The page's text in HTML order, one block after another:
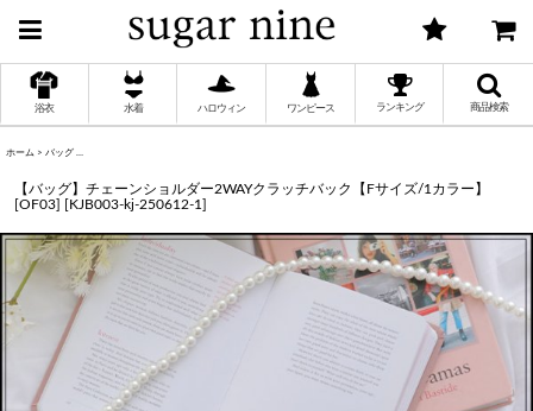
浴衣 水着 ハロウィン ワンピース ランキング 商品検索
ホーム > バッグ
【バッグ】チェーンショルダー2WAYクラッチバック【Fサイズ/1カラー】
[OF03] [KJB003-kj-250612-1]